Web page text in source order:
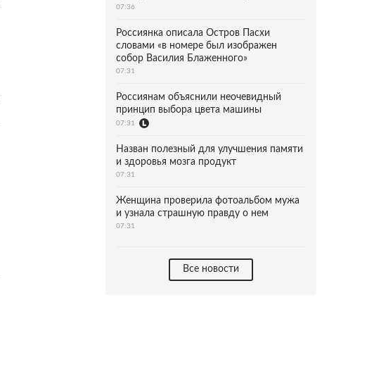
07:36
Россиянка описала Остров Пасхи
словами «в номере был изображен
собор Василия Блаженного»
07:31
Россиянам объяснили неочевидный
принцип выбора цвета машины
07:31
Назван полезный для улучшения памяти
и здоровья мозга продукт
07:31
Женщина проверила фотоальбом мужа
и узнала страшную правду о нем
07:31
Все новости